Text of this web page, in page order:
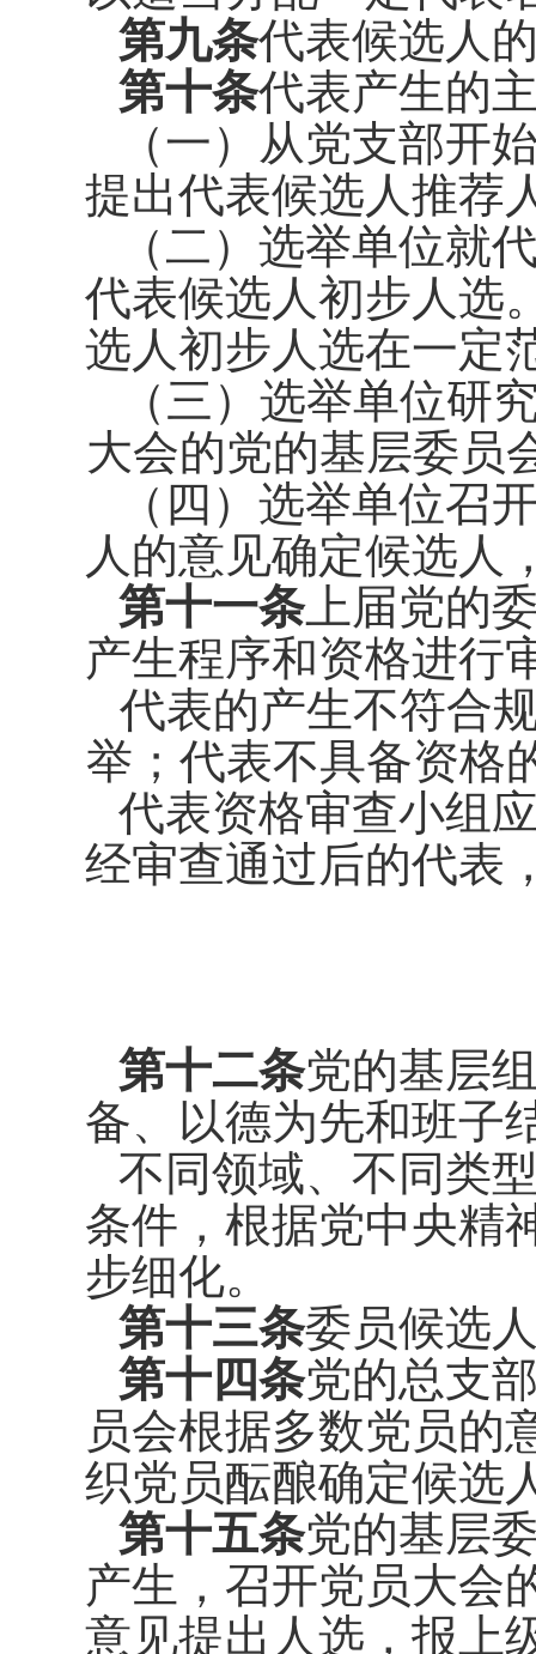
第九条代表候选人
第十条代表产生的
（一）从党支部开
提出代表候选人推荐
（二）选举单位就
代表候选人初步人选
选人初步人选在一定
（三）选举单位研
大会的党的基层委员
（四 ）选举单位召
人的意见确定候选人
第十一条上届党的
产生程序和资格进行
代表的产生不符合
举；代表不具备资格
代表资格审查小组
经审查通过后的代表
第十二条党的基层
备、以德为先和班子
不同领域、不同类
条件，根据党中央精
步细化。
第十三条委员候选
第十四条党的总支
员会根据多数党员的
织党员酝酿确定候选
第十五条党的基层
产生，召开党员大会
意见提出人选，报上